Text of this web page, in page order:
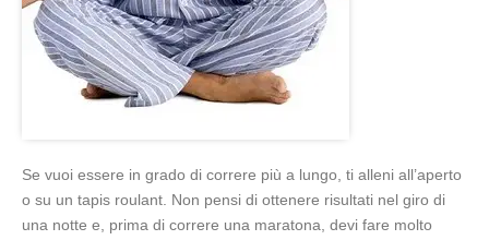
Se vuoi essere in grado di correre più a lungo, ti alleni all’aperto
o su un tapis roulant. Non pensi di ottenere risultati nel giro di
una notte e, prima di correre una maratona, devi fare molto